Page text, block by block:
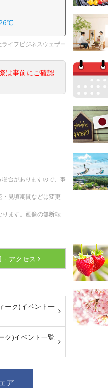
26℃
イフビジネスウェザー
は事前にご確認
合がありますので、事
見頃期間などは変更
ます。画像の無断転
アクセス
ーク)イベント一
ク)イベント一覧
ア